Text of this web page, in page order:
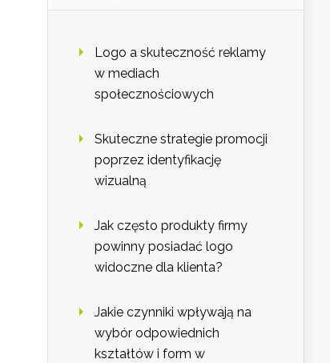
Logo a skuteczność reklamy
w mediach
społecznościowych
Skuteczne strategie promocji
poprzez identyfikację
wizualną
Jak często produkty firmy
powinny posiadać logo
widoczne dla klienta?
Jakie czynniki wpływają na
wybór odpowiednich
kształtów i form w